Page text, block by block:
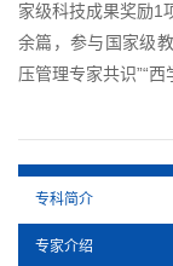
家级科技成果奖励1
余篇，参与国家级
压管理专家共识”“
专科简介
专家介绍